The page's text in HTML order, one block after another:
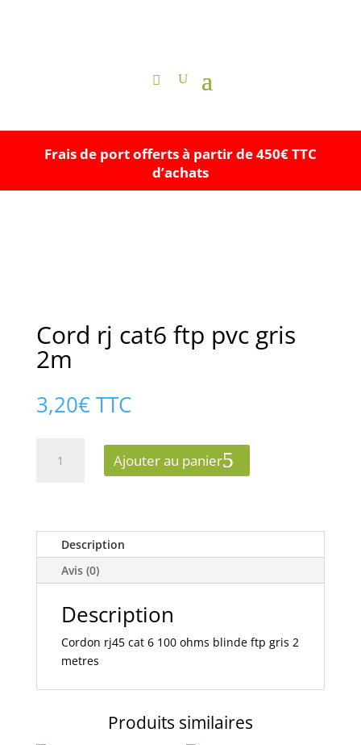
Frais de port offerts à partir de 450€ TTC
d’achats
Cord rj cat6 ftp pvc gris
2m
3,20€ TTC
pvc
Ajouter au panier
Description
Avis (0)
Description
Cordon rj45 cat 6 100 ohms blinde ftp gris 2
metres
Produits similaires